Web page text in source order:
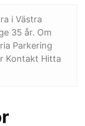
i Västra
35 år. Om
Parkering
Kontakt Hitta